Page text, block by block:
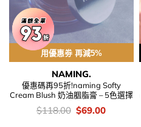
用優惠劵 再減5%
NAMING.
優惠碼再95折!naming Softy
Cream Blush 奶油胭脂膏 – 5色選擇
價
$118.00 Original
$69.00Current